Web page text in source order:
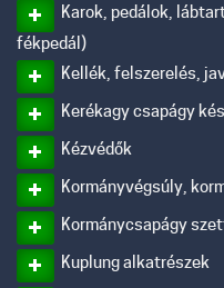
Karok, pedálok,
fékpedál)
Kellék, felszerelés,
Kerékagy csapágy
Kézvédők
Kormányvégsúly,
Kormánycsapágy
Kuplung alkatrészek